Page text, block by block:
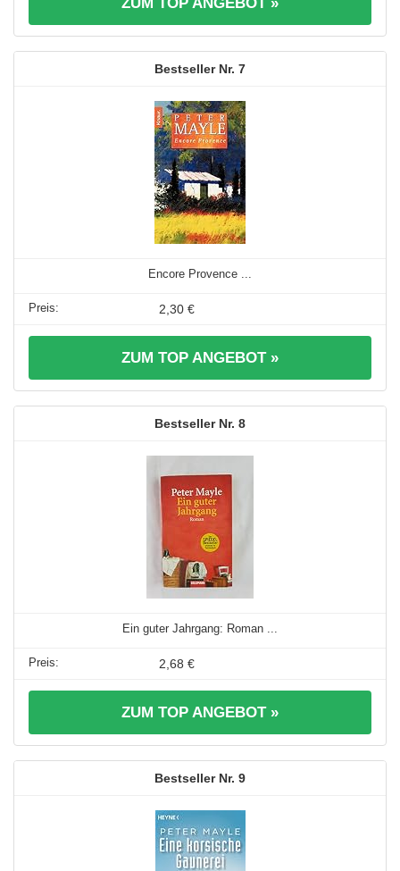
7
Encore Provence ...
2,30 €
ZUM TOP ANGEBOT »
8
Ein guter Jahrgang: Roman ...
2,68 €
ZUM TOP ANGEBOT »
9